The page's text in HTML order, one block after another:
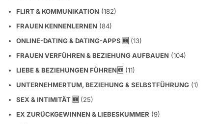
FLIRT & KOMMUNIKATION (182)
FRAUEN KENNENLERNEN (84)
ONLINE-DATING & DATING-APPS 🆕 (13)
FRAUEN VERFÜHREN & BEZIEHUNG AUFBAUEN (104)
LIEBE & BEZIEHUNGEN FÜHREN🆕 (11)
UNTERNEHMERTUM, BEZIEHUNG & SELBSTFÜHRUNG (1)
SEX & INTIMITÄT 🆕 (25)
EX ZURÜCKGEWINNEN & LIEBESKUMMER (9)